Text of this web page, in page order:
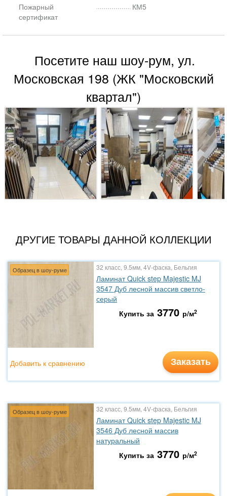
Пожарный
сертификат
КМ5
Посетите наш шоу-рум, ул.
Московская 198 (ЖК "Московский
квартал")
ДРУГИЕ ТОВАРЫ ДАННОЙ КОЛЛЕКЦИИ
Образец в шоу-руме 32 класс, 9.5мм, 4V-фаска, Бельгия
Ламинат Quick step Majestic MJ
3547 Дуб лесной массив светло-
серый
Купить за 3770 р/м2
Заказать
Добавить к сравнению
Образец в шоу-руме 32 класс, 9.5мм, 4V-фаска, Бельгия
Ламинат Quick step Majestic MJ
3546 Дуб лесной массив
натуральный
Купить за 3770 р/м2